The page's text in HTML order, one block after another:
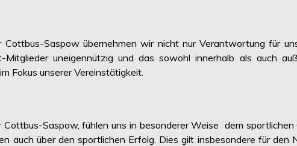
Saspow übernehmen wir nicht nur Verantwortung für
uneigennützig und das sowohl innerhalb als auch
Fokus unserer Vereinstätigkeit.
Saspow, fühlen uns in besonderer Weise dem
auch über den sportlichen Erfolg. Dies gilt insbesondere für den